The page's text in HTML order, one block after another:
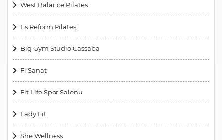
West Balance Pilates
Es Reform Pilates
Big Gym Studio Cassaba
Fi Sanat
Fit Life Spor Salonu
Lady Fit
She Wellness